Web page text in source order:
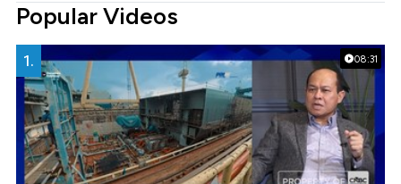
Popular Videos
08:31
1.